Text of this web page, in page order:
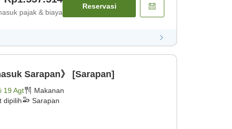
pajak & biaya
Reservasi
Sarapan》 [Sarapan]
19 Agt
Makanan
dipilih
Sarapan